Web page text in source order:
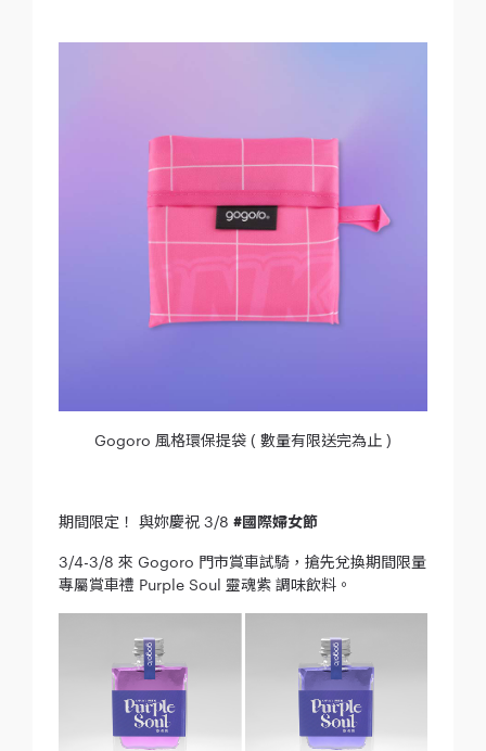
Gogoro 風格環保提袋 ( 數量有限送完為止 )
期間限定！ 與妳慶祝 3/8 #國際婦女節
3/4-3/8 來 Gogoro 門市賞車試騎，搶先兌換期間限量
專屬賞車禮 Purple Soul 靈魂紫 調味飲料。